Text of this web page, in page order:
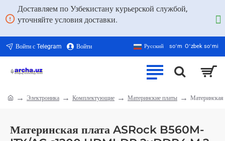
Доставляем по Узбекистану курьерской службой,
уточняйте условия доставки.
Войти с Telegram Войти Русский soʻm Oʻzbek soʻmi
Материнская плата ASRock B560M-
Электроника Комплектующие Материнские платы